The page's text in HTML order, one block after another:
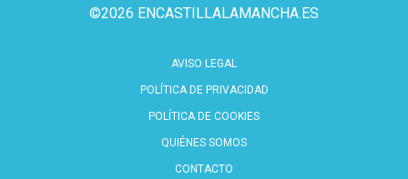
©2026 ENCASTILLALAMANCHA.ES
AVISO LEGAL
POLÍTICA DE PRIVACIDAD
POLÍTICA DE COOKIES
QUIÉNES SOMOS
CONTACTO